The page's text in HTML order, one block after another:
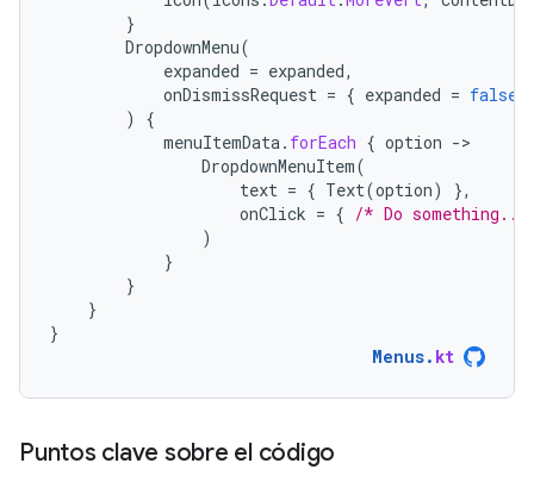
}
DropdownMenu(
expanded = expanded,
onDismissRequest = { expanded = false
)
{
menuItemData. forEach { option -
DropdownMenuItem(
text = { Text(option)
},
onClick = { /* Do
)
}
}
}
}
Menus. kt
Puntos clave sobre el código